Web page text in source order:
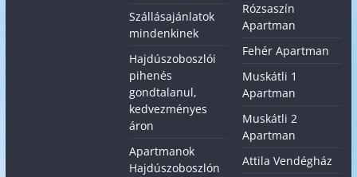
Szállásajánlatok
mindenkinek
Hajdúszoboszlói
pihenés
gondtalanul,
kedvezményes
áron
Apartmanok
Hajdúszoboszlón
Rózsaszín
Apartman
Fehér Apartman
Muskátli 1
Apartman
Muskátli 2
Apartman
Attila Vendégház